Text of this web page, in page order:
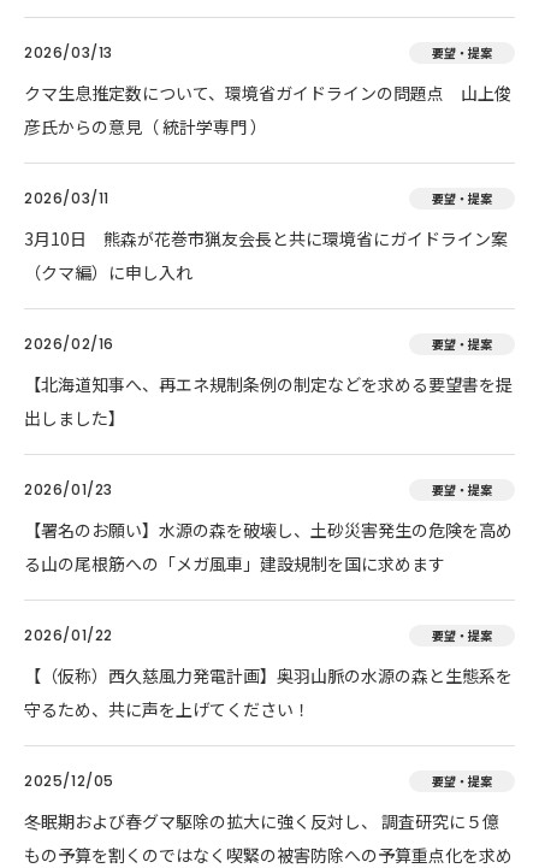
2026/03/13 要望・提案
クマ生息推定数について、環境省ガイドラインの問題点 山上俊
彦氏からの意見（ 統計学専門 ）
2026/03/11 要望・提案
3月10日 熊森が花巻市猟友会長と共に環境省にガイドライン案
（クマ編）に申し入れ
2026/02/16 要望・提案
【北海道知事へ、再エネ規制条例の制定などを求める要望書を提
出しました】
2026/01/23 要望・提案
【署名のお願い】水源の森を破壊し、土砂災害発生の危険を高め
る山の尾根筋への「メガ風車」建設規制を国に求めます
2026/01/22 要望・提案
【（仮称）西久慈風力発電計画】奥羽山脈の水源の森と生態系を
守るため、共に声を上げてください！
2025/12/05 要望・提案
冬眠期および春グマ駆除の拡大に強く反対し、 調査研究に５億
もの予算を割くのではなく喫緊の被害防除への予算重点化を求め